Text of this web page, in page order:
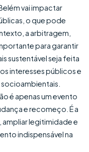
vai impactar
o que pode
a arbitragem,
para garantir
sustentável seja feita
interesses públicos e
é apenas um evento
e recomeço. É a
legitimidade e
indispensável na